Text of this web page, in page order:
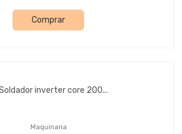
Comprar
Maquinaria